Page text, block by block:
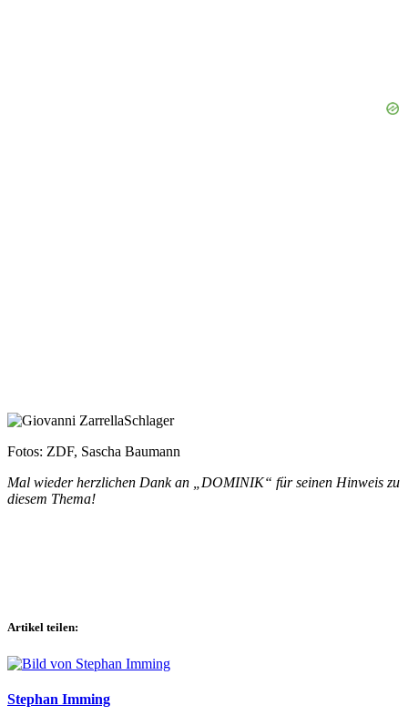
Fotos: ZDF, Sascha Baumann
Mal wieder herzlichen Dank an „DOMINIK“ für seinen Hinweis zu
diesem Thema!
Artikel teilen:
Stephan Imming